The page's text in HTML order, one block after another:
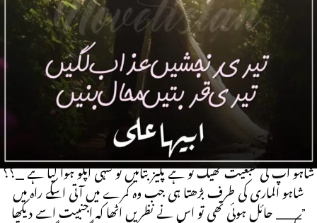
Qurbatein Mahal Banein By
Abeeha Ali
Haveli Based Novel | Cousin marriage | Force
marriage | Romantic Novel | Complete Novel
Novel Code: Novel20462
شاہو آپ کی طبعیت ٹھیک تو ہے پلیز بتائیں تو سہی آپکو ہوا کیا ہے _؟؟
شاہو الماری کی طرف بڑھتا ہی جب وہ کمرے میں آتی اسکے راہ میں
حائل ہوئی تھی تو اس نے نظریں اٹھا کہ اجنبیت اسے دیکھا ___”